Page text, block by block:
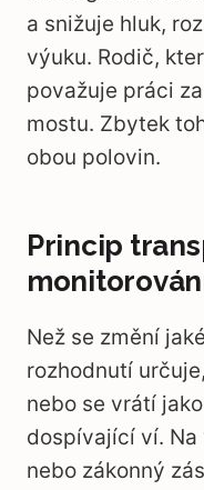
a snižuje hluk,
výuku. Rodič,
považuje práci
mostu. Zbytek
obou polovin.
Princip
Než se změní
rozhodnutí
nebo se vrátí
dospívající ví.
nebo zákonný